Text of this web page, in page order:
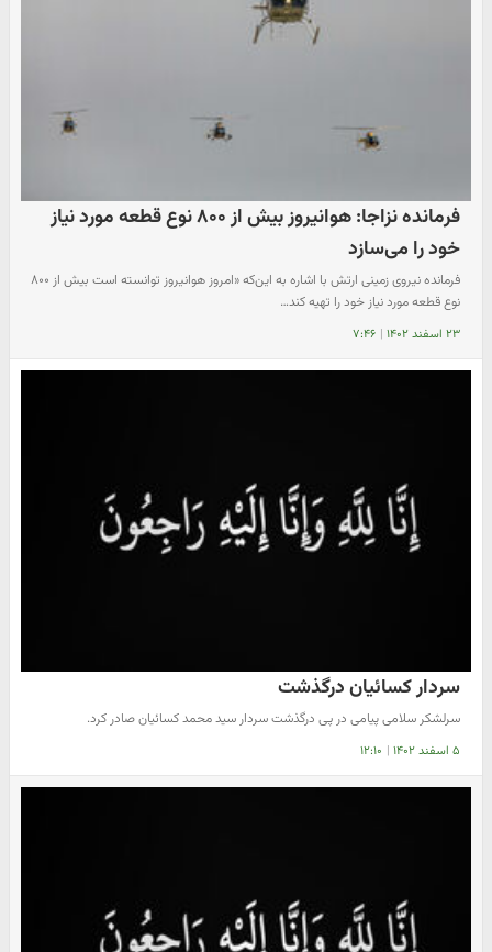
فرمانده نزاجا: هوانیروز بیش از ۸۰۰ نوع قطعه مورد نیاز
خود را می‌سازد
فرمانده نیروی زمینی ارتش با اشاره به این‌که «امروز هوانیروز توانسته است بیش از ۸۰۰
نوع قطعه‌ مورد نیاز خود را تهیه کند…
۲۳ اسفند ۱۴۰۲ | ۷:۴۶
سردار کسائیان درگذشت
سرلشکر سلامی پیامی در پی درگذشت سردار سید محمد کسائیان صادر کرد.
۵ اسفند ۱۴۰۲ | ۱۲:۱۰